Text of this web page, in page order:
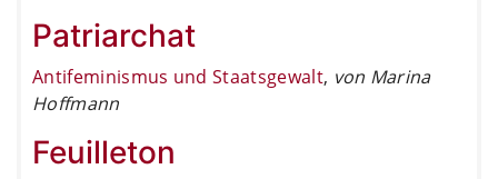
Patriarchat
Antifeminismus und Staatsgewalt, von Marina
Hoffmann
Feuilleton